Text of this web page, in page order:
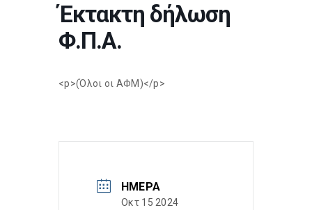
Έκτακτη δήλωση
Φ.Π.Α.
<p>(Όλοι οι ΑΦΜ)</p>
ΗΜΈΡΑ
Οκτ 15 2024